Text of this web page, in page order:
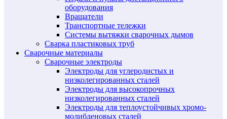
оборудования
Вращатели
Транспортные тележки
Системы вытяжки сварочных дымов
Сварка пластиковых труб
Сварочные материалы
Сварочные электроды
Электроды для углеродистых и
низколегированных сталей
Электроды для высокопрочных
низколегированных сталей
Электроды для теплоустойчивых хромо-
молибденовых сталей